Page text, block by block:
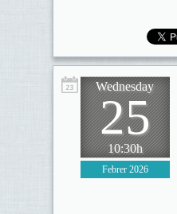
Wednesday
25
10:30h
Febrer 2026